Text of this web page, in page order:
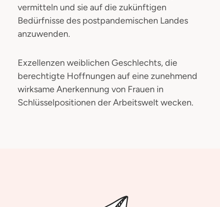
vermitteln und sie auf die zukünftigen
Bedürfnisse des postpandemischen Landes
anzuwenden.
Exzellenzen weiblichen Geschlechts, die
berechtigte Hoffnungen auf eine zunehmend
wirksame Anerkennung von Frauen in
Schlüsselpositionen der Arbeitswelt wecken.